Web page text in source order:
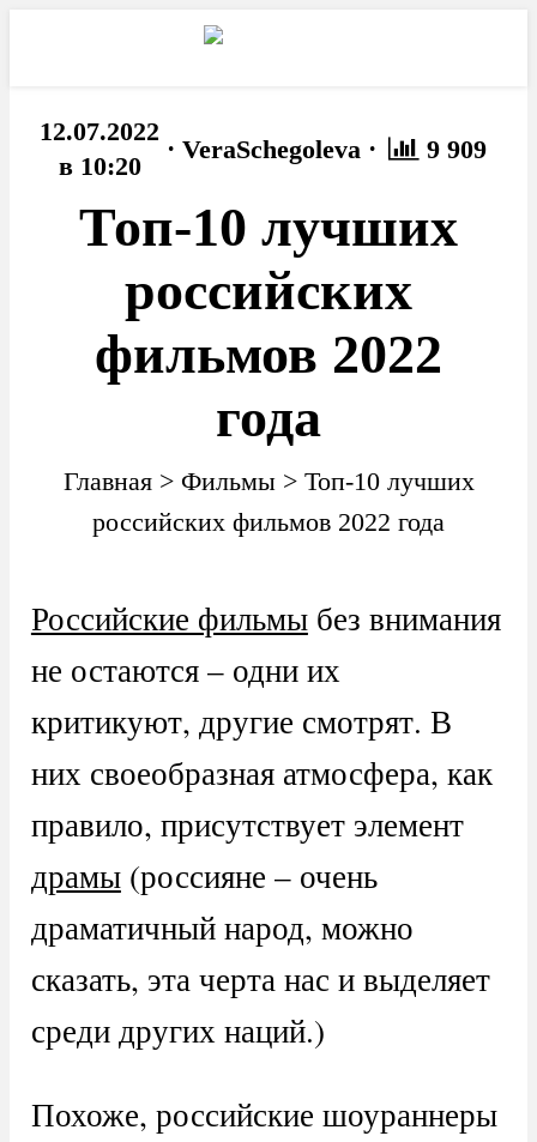
12.07.2022
в 10:20
· VeraSchegoleva · 9 909
Топ-10 лучших
российских
фильмов 2022
года
Главная> Фильмы> Топ-10 лучших
российских фильмов 2022 года
Российские фильмыбез внимания
не остаются – одни их
критикуют, другие смотрят. В
них своеобразная атмосфера, как
правило, присутствует элемент
драмы(россияне – очень
драматичный народ, можно
сказать, эта черта нас и выделяет
среди других наций.)
Похоже, российские шоураннеры